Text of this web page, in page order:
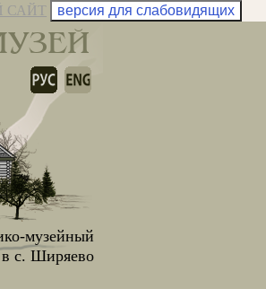
САЙТ версия для слабовидящих
музейный
в с. Ширяево